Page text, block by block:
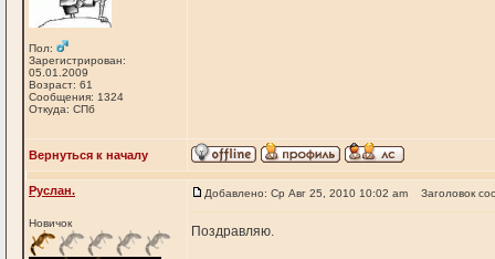
Пол:
Зарегистрирован:
05.01.2009
Возраст: 61
Сообщения: 1324
Откуда: СПб
Вернуться к началу
Руслан.
Новичок
Добавлено: Ср Авг 25, 2010 10:02 am Заголовок
Поздравляю.